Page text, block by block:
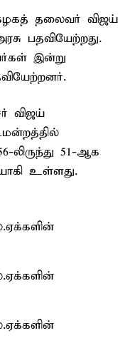
கழகத் தலைவர் விஜய்
பதவியேற்றது.
இன்று
விஜய்
லிருந்து 51-ஆக
உள்ளது.